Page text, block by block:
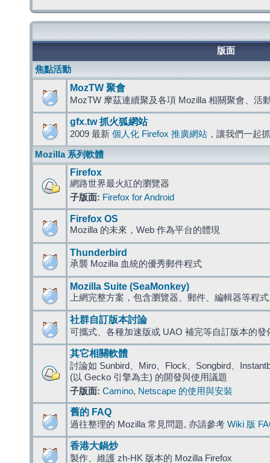
版面
焦點活動
MozTW 聚會
MozTW 摩茲連續聚及各項 Mozilla 相關聚會、活
gfx.tw 抓火狐網站
2009 最新 個人化 Firefox 推廣網站 ，讓我們一起
Mozilla 系列軟體
Firefox
網路世界最火紅的瀏覽器
子版面: Firefox for Android
Firefox OS
Mozilla 的未來，Web 作為平台的體現
Thunderbird
承襲 Mozilla 血統的優秀郵件程式
Mozilla Suite (SeaMonkey)
上網完整方案，包含瀏覽器、郵件、編輯器等程
社群自訂版本討論
可攜式、各種加速版或 UAO 補完等自訂版本的發
其它相關軟體
討論如 Sunbird、Miro、Flock、Songbird、
(以 Gecko 引擎為主) 的開發與使用議題
子版面: Camino, Netscape 的使用與安裝
舊的 FAQ
過往整理的 Mozilla 常見問題, 亦請參考 Wiki 版
香港大鍋炒
製作、維護 zh-HK 版本的 Mozilla Firefox